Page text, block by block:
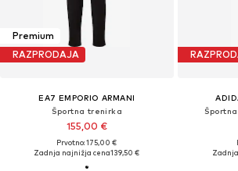
Premium
RAZPRODAJA
EA7 EMPORIO ARMANI
Športna trenirka
155,00 €
Prvotno: 175,00 €
Zadnja najnižja cena139,50 €